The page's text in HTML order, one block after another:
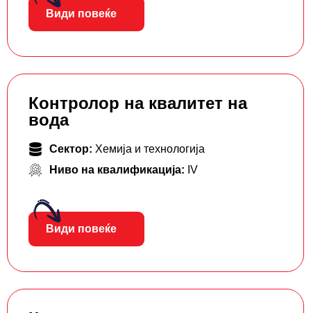
Види повеќе
Контролор на квалитет на
вода
Сектор: Хемија и технологија
Ниво на квалификација: IV
Види повеќе